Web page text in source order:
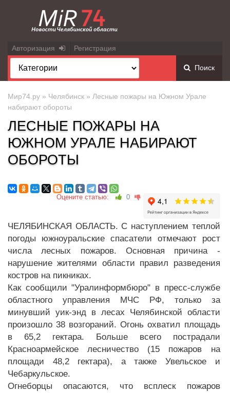
Авторизация Регистрация
Поиск
Мир74.ру » Челябинск » Лесные пожары на Южном Урале
набирают обороты
ЛЕСНЫЕ ПОЖАРЫ НА
ЮЖНОМ УРАЛЕ НАБИРАЮТ
ОБОРОТЫ
Оцените статью: 0
ЧЕЛЯБИНСКАЯ ОБЛАСТЬ. С наступлением теплой
погоды южноуральские спасатели отмечают рост
числа лесных пожаров. Основная причина -
нарушение жителями области правил разведения
костров на пикниках.
Как сообщили "Уралинформбюро" в пресс-службе
областного управления МЧС РФ, только за
минувший уик-энд в лесах Челябинской области
произошло 38 возгораний. Огонь охватил площадь
в 65,2 гектара. Больше всего пострадали
Красноармейское лесничество (15 пожаров на
площади 48,2 гектара), а также Увельское и
Чебаркульское.
Огнеборцы опасаются, что всплеск пожаров